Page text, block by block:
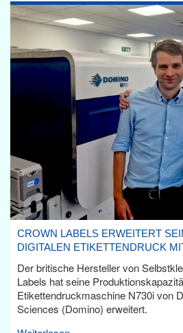
CROWN LABELS ERWEITERT
DIGITALEN ETIKETTENDRUCK
Der britische Hersteller von
Labels hat seine
Etikettendruckmaschine N730i von
Sciences (Domino) erweitert.